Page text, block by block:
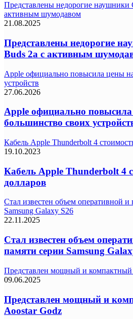
Представлены недорогие наушники
активным шумодавом
21.08.2025
Представлены недорогие
Buds 2a с активным
Apple официально повысила цены
устройств
27.06.2026
Apple официально
большинство своих
Кабель Apple Thunderbolt 4
19.10.2023
Кабель Apple Thunderbolt 4
долларов
Стал известен объем оперативной и
Samsung Galaxy S26
22.11.2025
Стал известен объем
памяти серии Samsung
Представлен мощный и
09.06.2025
Представлен мощный и
Aoostar Godz